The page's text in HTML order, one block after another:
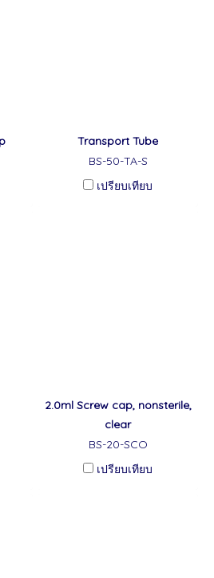
Transport Tube
BS-50-TA-S
เปรียบเทียบ
2.0ml Screw cap, nonsterile,
clear
BS-20-SCO
เปรียบเทียบ